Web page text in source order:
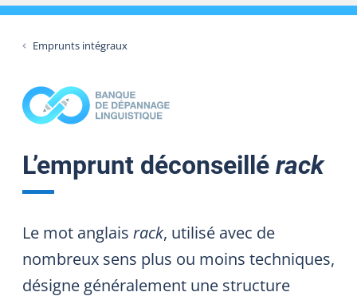
Emprunts intégraux
L’emprunt déconseillé rack
Le mot anglais rack, utilisé avec de
nombreux sens plus ou moins techniques,
désigne généralement une structure